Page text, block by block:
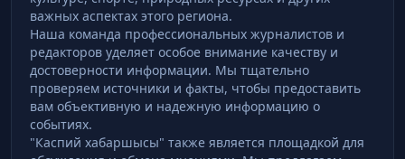
важных аспектах этого региона.
Наша команда профессиональных журналистов и
редакторов уделяет особое внимание качеству и
достоверности информации. Мы тщательно
проверяем источники и факты, чтобы предоставить
вам объективную и надежную информацию о
событиях.
"Каспий хабаршысы" также является площадкой для